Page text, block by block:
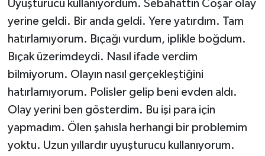
Uyuşturucu kullanıyordum. Sebahattin Coşar olay
yerine geldi. Bir anda geldi. Yere yatırdım. Tam
hatırlamıyorum. Bıçağı vurdum, iplikle boğdum.
Bıçak üzerimdeydi. Nasıl ifade verdim
bilmiyorum. Olayın nasıl gerçekleştiğini
hatırlamıyorum. Polisler gelip beni evden aldı.
Olay yerini ben gösterdim. Bu işi para için
yapmadım. Ölen şahısla herhangi bir problemim
yoktu. Uzun yıllardır uyuşturucu kullanıyorum.